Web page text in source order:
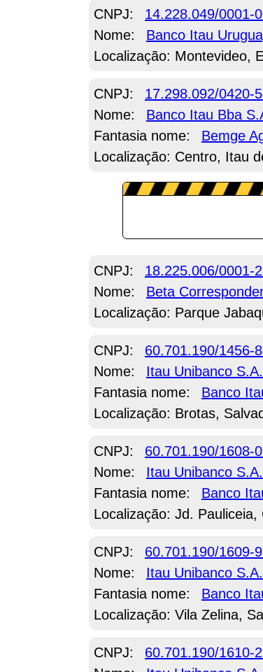
CNPJ: 14.228.049/0001-
Nome:
Banco Itau
Localização: Montevideo,
CNPJ: 17.298.092/0420-
Nome:
Banco Itau Bba
Fantasia nome:
Bemge
Localização: Centro, Itau
CNPJ: 18.225.006/0001-
Nome:
Beta
Localização: Parque
CNPJ: 60.701.190/1456-
Nome:
Itau Unibanco S.A.
Fantasia nome:
Banco
Localização: Brotas,
CNPJ: 60.701.190/1608-
Nome:
Itau Unibanco S.A.
Fantasia nome:
Banco
Localização: Jd. Pauliceia,
CNPJ: 60.701.190/1609-
Nome:
Itau Unibanco S.A.
Fantasia nome:
Banco
Localização: Vila Zelina,
CNPJ: 60.701.190/1610-